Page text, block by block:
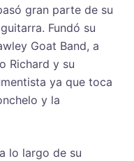
gran parte de su
Fundó su
Goat Band, a
Richard y su
ya que toca
y la
lo largo de su